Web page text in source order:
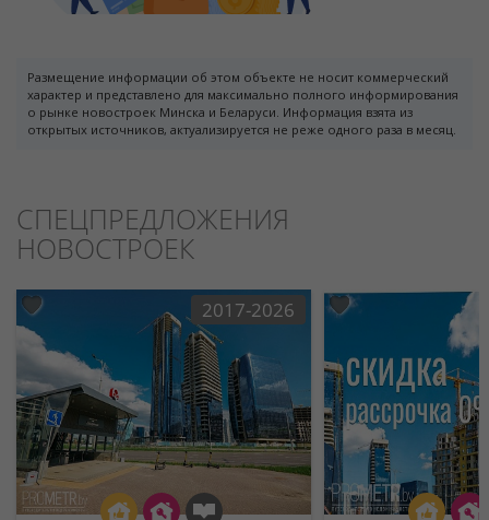
Размещение информации об этом объекте не носит коммерческий
характер и представлено для максимально полного информирования
о рынке новостроек Минска и Беларуси. Информация взята из
открытых источников, актуализируется не реже одного раза в месяц.
СПЕЦПРЕДЛОЖЕНИЯ
НОВОСТРОЕК
2017-2026